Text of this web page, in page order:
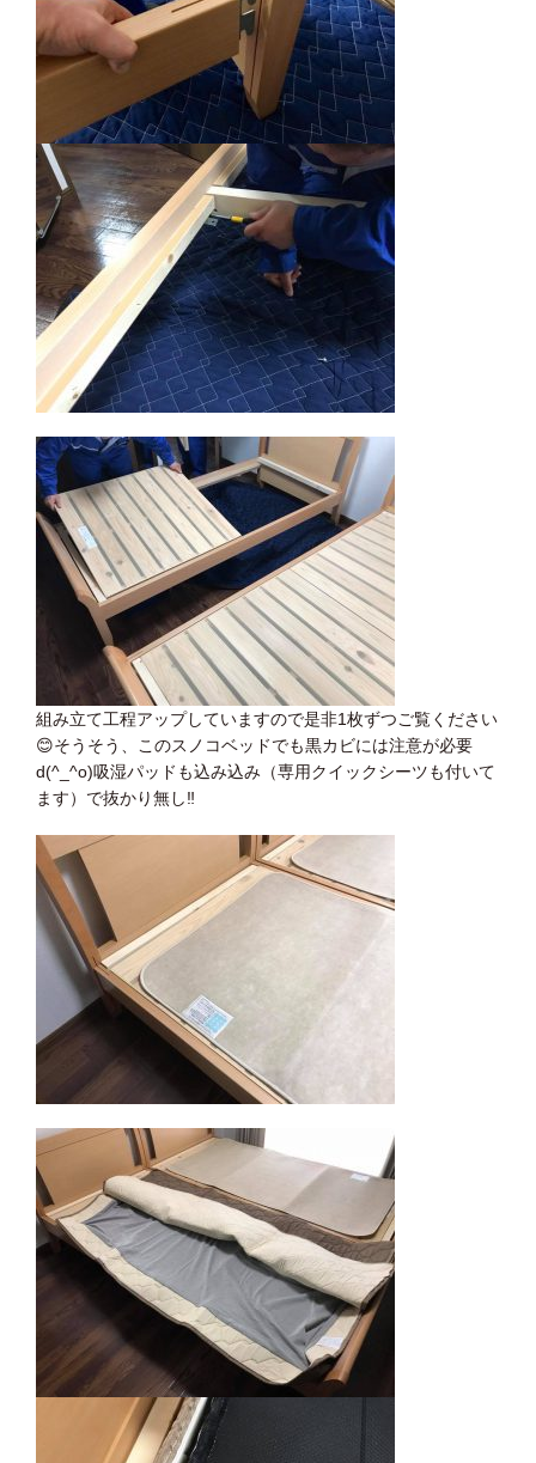
組み立て工程アップしていますので是非1枚ずつご覧ください
😊そうそう、このスノコベッドでも黒カビには注意が必要
d(^_^o)吸湿パッドも込み込み（専用クイックシーツも付いて
ます）で抜かり無し‼️